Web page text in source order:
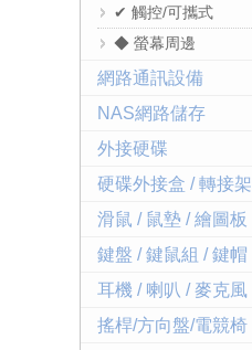
✔ 觸控/可攜式
◆ 螢幕周邊
網路通訊設備
NAS網路儲存
外接硬碟
硬碟外接盒 / 轉接架
滑鼠 / 鼠墊 / 繪圖板
鍵盤 / 鍵鼠組 / 鍵帽
耳機 / 喇叭 / 麥克風
搖桿/方向盤/電競椅